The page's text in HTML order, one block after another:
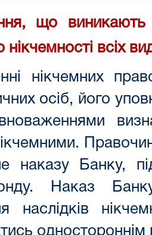
що виникають
нікчемності всіх
нікчемних
осіб, його
наказу Банку,
Наказ
наслідків
одностороннім